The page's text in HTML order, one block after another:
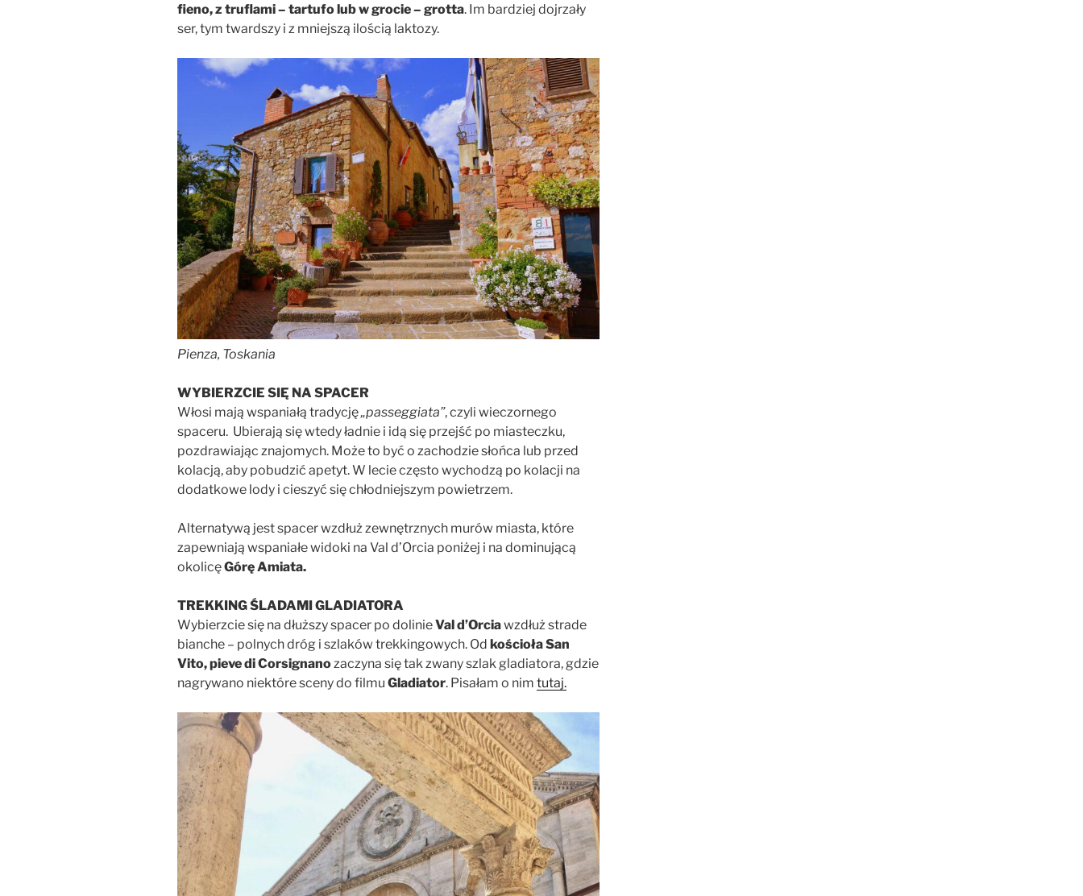
fieno, z truflami – tartufo lub w grocie – grotta. Im bardziej dojrzały
ser, tym twardszy i z mniejszą ilością laktozy.
Pienza, Toskania
WYBIERZCIE SIĘ NA SPACER
Włosi mają wspaniałą tradycję„passeggiata”, czyli wieczornego
spaceru. Ubierają się wtedy ładnie i idą się przejść po miasteczku,
pozdrawiając znajomych. Może to być o zachodzie słońca lub przed
kolacją, aby pobudzić apetyt. W lecie często wychodzą po kolacji na
dodatkowe lody i cieszyć się chłodniejszym powietrzem.
Alternatywą jest spacer wzdłuż zewnętrznych murów miasta, które
zapewniają wspaniałe widoki na Val d’Orcia poniżej i na dominującą
okolicęGórę Amiata.
TREKKING ŚLADAMI GLADIATORA
Wybierzcie się na dłuższy spacer po dolinieVal d’Orciawzdłuż strade
bianche – polnych dróg i szlaków trekkingowych. Od kościoła San
Vito, pieve di Corsignanozaczyna się tak zwany szlak gladiatora, gdzie
nagrywano niektóre sceny do filmu Gladiator. Pisałam o nim tutaj.